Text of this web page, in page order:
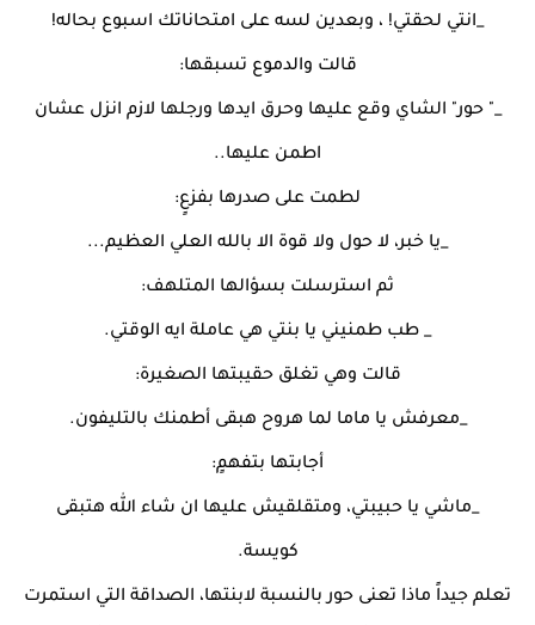
_انتي لحقتي! ، وبعدين لسه على امتحاناتك اسبوع بحاله!
قالت والدموع تسبقها:
_" حور" الشاي وقع عليها وحرق ايدها ورجلها لازم انزل عشان
اطمن عليها..
لطمت على صدرها بفزعٍ:
_يا خبر، لا حول ولا قوة الا بالله العلي العظيم...
ثم استرسلت بسؤالها المتلهف:
_ طب طمنيني يا بنتي هي عاملة ايه الوقتي.
قالت وهي تغلق حقيبتها الصغيرة:
_معرفش يا ماما لما هروح هبقى أطمنك بالتليفون.
أجابتها بتفهمٍ:
_ماشي يا حبيبتي، ومتقلقيش عليها ان شاء الله هتبقى
كويسة.
تعلم جيداً ماذا تعنى حور بالنسبة لابنتها، الصداقة التي استمرت